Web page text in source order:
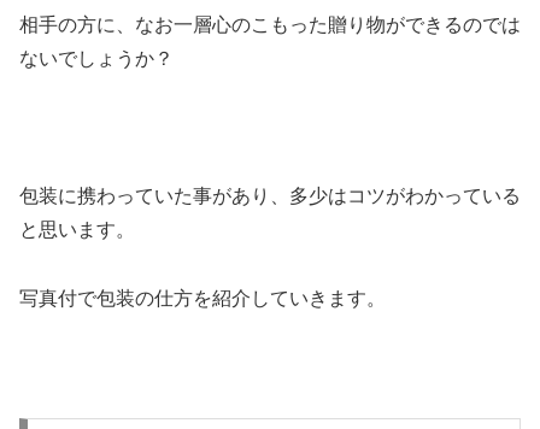
相手の方に、なお一層心のこもった贈り物ができるのでは
ないでしょうか？
包装に携わっていた事があり、多少はコツがわかっている
と思います。
写真付で包装の仕方を紹介していきます。